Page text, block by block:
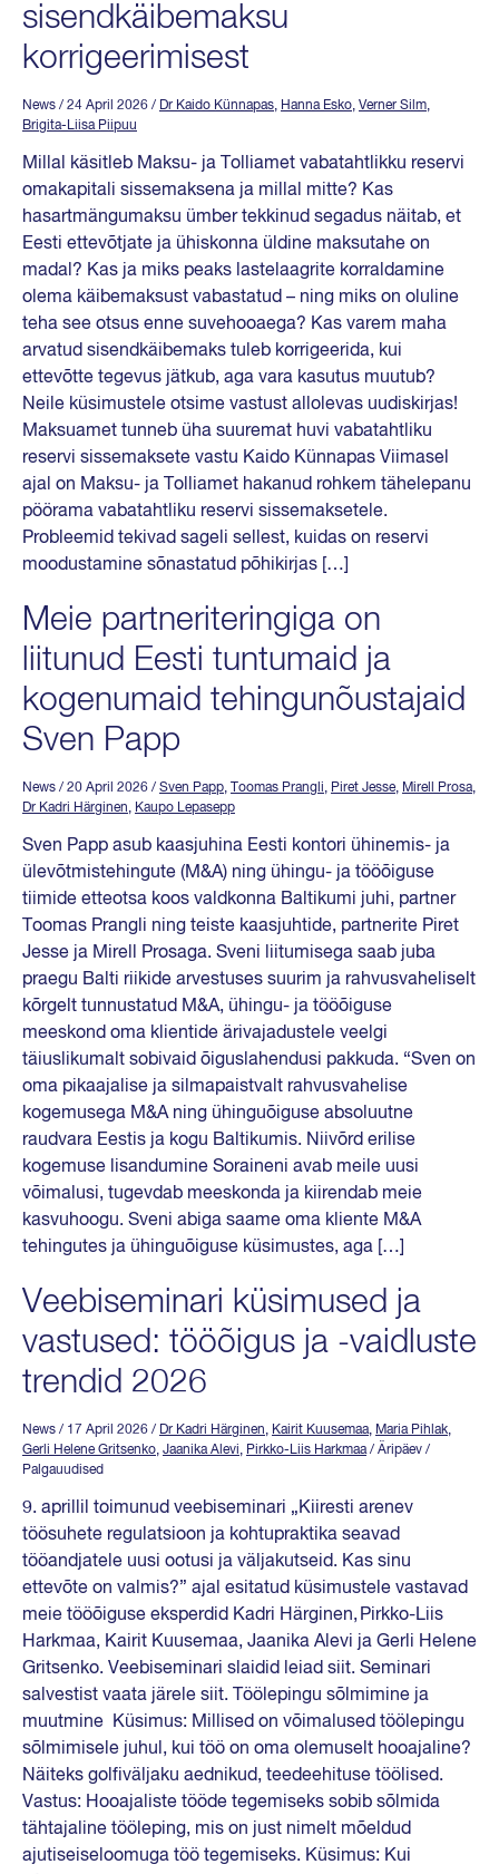
sisendkäibemaksu
korrigeerimisest
News / 24 April 2026 / Dr Kaido Künnapas, Hanna Esko, Verner Silm,
Brigita-Liisa Piipuu
Millal käsitleb Maksu- ja Tolliamet vabatahtlikku reservi
omakapitali sissemaksena ja millal mitte? Kas
hasartmängumaksu ümber tekkinud segadus näitab, et
Eesti ettevõtjate ja ühiskonna üldine maksutahe on
madal? Kas ja miks peaks lastelaagrite korraldamine
olema käibemaksust vabastatud – ning miks on oluline
teha see otsus enne suvehooaega? Kas varem maha
arvatud sisendkäibemaks tuleb korrigeerida, kui
ettevõtte tegevus jätkub, aga vara kasutus muutub?
Neile küsimustele otsime vastust allolevas uudiskirjas!
Maksuamet tunneb üha suuremat huvi vabatahtliku
reservi sissemaksete vastu Kaido Künnapas Viimasel
ajal on Maksu- ja Tolliamet hakanud rohkem tähelepanu
pöörama vabatahtliku reservi sissemaksetele.
Probleemid tekivad sageli sellest, kuidas on reservi
moodustamine sõnastatud põhikirjas […]
Meie partneriteringiga on
liitunud Eesti tuntumaid ja
kogenumaid tehingunõustajaid
Sven Papp
News / 20 April 2026 / Sven Papp, Toomas Prangli, Piret Jesse, Mirell Prosa,
Dr Kadri Härginen, Kaupo Lepasepp
Sven Papp asub kaasjuhina Eesti kontori ühinemis- ja
ülevõtmistehingute (M&A) ning ühingu- ja tööõiguse
tiimide etteotsa koos valdkonna Baltikumi juhi, partner
Toomas Prangli ning teiste kaasjuhtide, partnerite Piret
Jesse ja Mirell Prosaga. Sveni liitumisega saab juba
praegu Balti riikide arvestuses suurim ja rahvusvaheliselt
kõrgelt tunnustatud M&A, ühingu- ja tööõiguse
meeskond oma klientide ärivajadustele veelgi
täiuslikumalt sobivaid õiguslahendusi pakkuda. “Sven on
oma pikaajalise ja silmapaistvalt rahvusvahelise
kogemusega M&A ning ühinguõiguse absoluutne
raudvara Eestis ja kogu Baltikumis. Niivõrd erilise
kogemuse lisandumine Soraineni avab meile uusi
võimalusi, tugevdab meeskonda ja kiirendab meie
kasvuhoogu. Sveni abiga saame oma kliente M&A
tehingutes ja ühinguõiguse küsimustes, aga […]
Veebiseminari küsimused ja
vastused: tööõigus ja -vaidluste
trendid 2026
News / 17 April 2026 / Dr Kadri Härginen, Kairit Kuusemaa, Maria Pihlak,
Gerli Helene Gritsenko, Jaanika Alevi, Pirkko-Liis Harkmaa / Äripäev /
Palgauudised
9. aprillil toimunud veebiseminari „Kiiresti arenev
töösuhete regulatsioon ja kohtupraktika seavad
tööandjatele uusi ootusi ja väljakutseid. Kas sinu
ettevõte on valmis?” ajal esitatud küsimustele vastavad
meie tööõiguse eksperdid Kadri Härginen, Pirkko-Liis
Harkmaa, Kairit Kuusemaa, Jaanika Alevi ja Gerli Helene
Gritsenko. Veebiseminari slaidid leiad siit. Seminari
salvestist vaata järele siit. Töölepingu sõlmimine ja
muutmine Küsimus: Millised on võimalused töölepingu
sõlmimisele juhul, kui töö on oma olemuselt hooajaline?
Näiteks golfiväljaku aednikud, teedeehituse töölised.
Vastus: Hooajaliste tööde tegemiseks sobib sõlmida
tähtajaline tööleping, mis on just nimelt mõeldud
ajutiseiseloomuga töö tegemiseks. Küsimus: Kui